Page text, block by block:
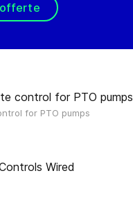
offerte
for PTO pumps